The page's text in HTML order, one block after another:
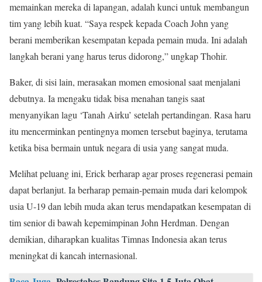
memainkan mereka di lapangan, adalah kunci untuk membangun
tim yang lebih kuat. “Saya respek kepada Coach John yang
berani memberikan kesempatan kepada pemain muda. Ini adalah
langkah berani yang harus terus didorong,” ungkap Thohir.
Baker, di sisi lain, merasakan momen emosional saat menjalani
debutnya. Ia mengaku tidak bisa menahan tangis saat
menyanyikan lagu ‘Tanah Airku’ setelah pertandingan. Rasa haru
itu mencerminkan pentingnya momen tersebut baginya, terutama
ketika bisa bermain untuk negara di usia yang sangat muda.
Melihat peluang ini, Erick berharap agar proses regenerasi pemain
dapat berlanjut. Ia berharap pemain-pemain muda dari kelompok
usia U-19 dan lebih muda akan terus mendapatkan kesempatan di
tim senior di bawah kepemimpinan John Herdman. Dengan
demikian, diharapkan kualitas Timnas Indonesia akan terus
meningkat di kancah internasional.